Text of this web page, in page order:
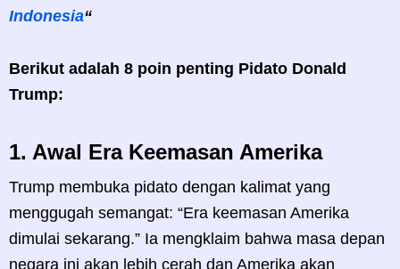
Indonesia“
Berikut adalah 8 poin penting Pidato Donald
Trump:
1. Awal Era Keemasan Amerika
Trump membuka pidato dengan kalimat yang
menggugah semangat: “Era keemasan Amerika
dimulai sekarang.” Ia mengklaim bahwa masa depan
negara ini akan lebih cerah dan Amerika akan